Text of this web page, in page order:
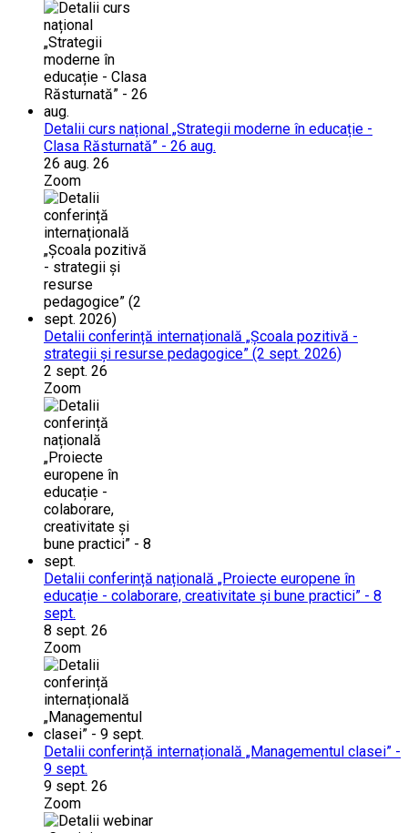
Detalii curs național „Strategii moderne în educație -
Clasa Răsturnată” - 26 aug.
26 aug. 26
Zoom
Detalii conferință internațională „Școala pozitivă -
strategii și resurse pedagogice” (2 sept. 2026)
2 sept. 26
Zoom
Detalii conferință națională „Proiecte europene în
educație - colaborare, creativitate și bune practici” - 8
sept.
8 sept. 26
Zoom
Detalii conferință internațională „Managementul clasei” -
9 sept.
9 sept. 26
Zoom